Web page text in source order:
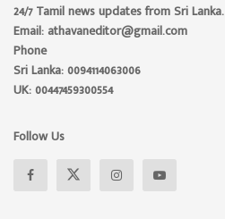
24/7 Tamil news updates from Sri Lanka.
Email: athavaneditor@gmail.com
Phone
Sri Lanka: 0094114063006
UK: 00447459300554
Follow Us